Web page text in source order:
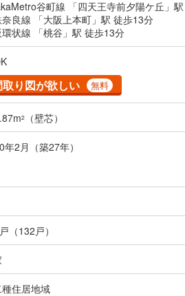
谷町線 「四天王寺前夕陽ケ丘」
良線 「大阪上本町」駅 徒歩13分
環状線 「桃谷」駅 徒歩13分
取り図が欲しい 無料
2 （壁芯）
年2月（築27年）
（132戸）
住居地域